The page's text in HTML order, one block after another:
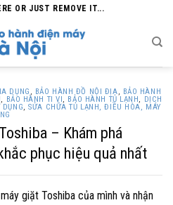
OR JUST REMOVE IT...
DỤNG , BẢO HÀNH ĐỒ NỘI ĐỊA, BẢO HÀNH
, BẢO HÀNH TI VI, BẢO HÀNH TỦ LẠNH, DỊCH
DỤNG,SỬA CHỮA TỦ LẠNH, ĐIỀU HÒA, MÁY
– Khám phá
phục hiệu quả nhất
giặt Toshiba của mình và nhận